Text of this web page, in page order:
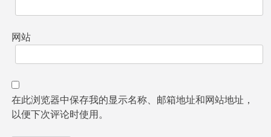
网站
在此浏览器中保存我的显示名称、邮箱地址和网站地址，
以便下次评论时使用。